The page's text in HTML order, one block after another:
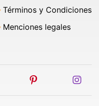
Términos y Condiciones
Menciones legales
youtube pinterest